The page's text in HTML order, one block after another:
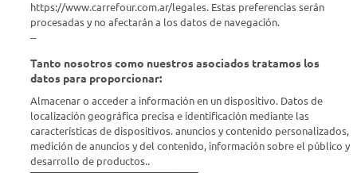
Descubrí Carrefour
Conocenos
Info útil
Comprá Online
https://www.carrefour.com.ar/legales. Estas preferencias serán
procesadas y no afectarán a los datos de navegación.
--
Tanto nosotros como nuestros asociados tratamos los
datos para proporcionar:
Almacenar o acceder a información en un dispositivo. Datos de
localización geográfica precisa e identificación mediante las
características de dispositivos. anuncios y contenido personalizados,
medición de anuncios y del contenido, información sobre el público y
desarrollo de productos..